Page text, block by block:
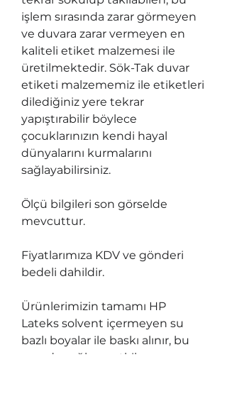
işlem sırasında zarar görmeyen
ve duvara zarar vermeyen en
kaliteli etiket malzemesi ile
üretilmektedir. Sök-Tak duvar
etiketi malzememiz ile etiketleri
dilediğiniz yere tekrar
yapıştırabilir böylece
çocuklarınızın kendi hayal
dünyalarını kurmalarını
sağlayabilirsiniz.
Ölçü bilgileri son görselde
mevcuttur.
Fiyatlarımıza KDV ve gönderi
bedeli dahildir.
Ürünlerimizin tamamı HP
Lateks solvent içermeyen su
bazlı boyalar ile baskı alınır, bu
sayede sağlınızı etkileyen en